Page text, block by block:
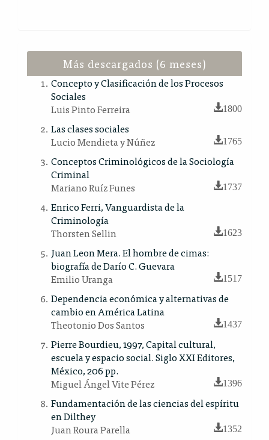
Más descargados (6 meses)
Concepto y Clasificación de los Procesos
Sociales
Luis Pinto Ferreira
1800
Las clases sociales
Lucio Mendieta y Núñez
1765
Conceptos Criminológicos de la Sociología
Criminal
Mariano Ruíz Funes
1737
Enrico Ferri, Vanguardista de la
Criminología
Thorsten Sellin
1623
Juan Leon Mera. El hombre de cimas:
biografía de Darío C. Guevara
Emilio Uranga
1517
Dependencia económica y alternativas de
cambio en América Latina
Theotonio Dos Santos
1437
Pierre Bourdieu, 1997, Capital cultural,
escuela y espacio social. Siglo XXI Editores,
México, 206 pp.
Miguel Ángel Vite Pérez
1396
Fundamentación de las ciencias del espíritu
en Dilthey
Juan Roura Parella
1352